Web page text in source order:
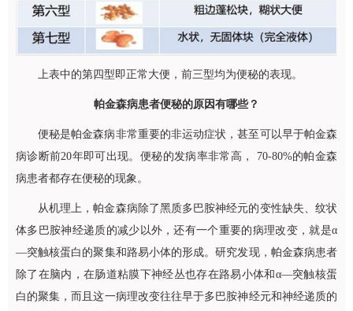
上表中的第四型即正常大便，前三型均为便秘的表现。
帕金森病患者便秘的原因有哪些？
便秘是帕金森病非常重要的非运动症状，甚至可以早于帕金森
病诊断前20年即可出现。便秘的发病率非常高， 70-80%的帕金森
病患者都存在便秘的现象。
从机理上，帕金森病除了黑质多巴胺神经元的变性缺失、纹状
体多巴胺神经递质的减少以外，还有一个重要的病理改变，就是α
—突触核蛋白的聚集和路易小体的形成。研究发现，帕金森病患者
除了在脑内，在肠道粘膜下神经丛也存在路易小体和α—突触核蛋
白的聚集，而且这一病理改变往往早于多巴胺神经元和神经递质的